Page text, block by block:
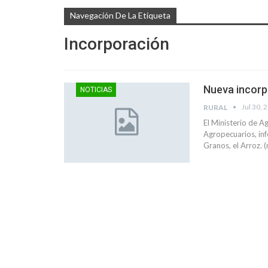
Navegación De La Etiqueta
Incorporación
NOTICIAS Nueva
RURAL Jul 30,
El Ministerio de
Agropecuarios,
Granos, el Arroz.